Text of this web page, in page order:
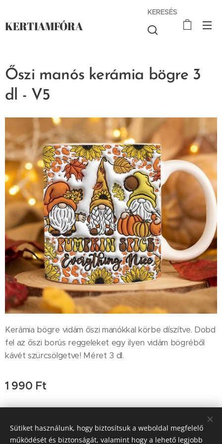
KERTIAMFÓRA
KERESÉS
Őszi manós kerámia bögre 3
dl - V5
Kerámia bögre vidám őszi manókkal körbe díszítve. Dobd
fel az őszi borús reggeleket egy ilyen vidám bögréből
kávét szürcsölgetve! Méret 3 dl.
1 990 Ft
Kapcsolat: Ocskay-Tulkán Ágnes, Ocskay Lehel, e-
mail:info@kertiamfora.hu, tel.: +3620-420-9597; H-P 9-17 óra
Sütiket használunk, hogy biztosítsuk a weboldal megfelelő
működését és biztonságát, valamint hogy a lehető legjobb